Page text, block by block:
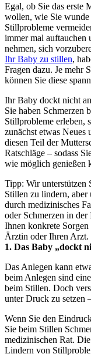
Egal, ob Sie das erste
wollen, wie Sie wunde
Stillprobleme
immer mal auftauchen
nehmen, sich
Ihr Baby zu stillen,
Fragen dazu. Je mehr
können Sie diese
Ihr Baby dockt nicht
Sie haben Schmerzen
Stillprobleme erleben,
zunächst etwas
diesen Teil der
Ratschläge – sodass
wie möglich genießen
Tipp: Wir unterstützen
Stillen zu lindern, aber
durch medizinisches
oder Schmerzen in
Ihnen konkrete
Ärztin oder Ihren Arzt.
1. Das Baby „dockt
Das Anlegen kann
beim Anlegen sind
beim Stillen. Doch
unter Druck zu setzen
Wenn Sie den
Sie beim Stillen
medizinischen Rat.
Lindern von